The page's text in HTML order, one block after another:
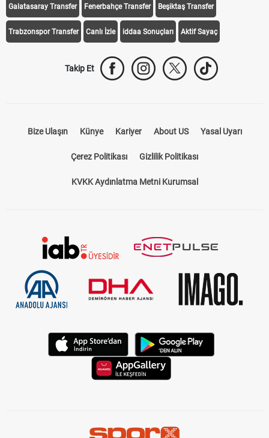
Galatasaray Transfer Fenerbahçe Transfer Beşiktaş Transfer
Trabzonspor Transfer Canlı İzle iddaa Sonuçları Aktif Sayaç
Takip Et
Bize Ulaşın Künye Kariyer About US Yasal Uyarı
Çerez Politikası Gizlilik Politikası
KVKK Aydınlatma Metni Kurumsal